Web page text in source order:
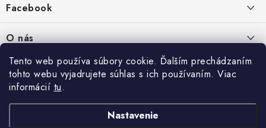
Tento web používa súbory cookie. Ďalším prechádzaním
tohto webu vyjadrujete súhlas s ich používaním. Viac
informácií tu.
Nastavenie
PREDAJŇA:
Petőfiho 65
Štúrovo 943 01
Po-Pia - 8:00-18:00
Ochrana osobných údajov
Vrátanie tovaru
Reklamácie
Facebook
O nás
Kontakty
Prečo nakúpiť u nás
Predajňa